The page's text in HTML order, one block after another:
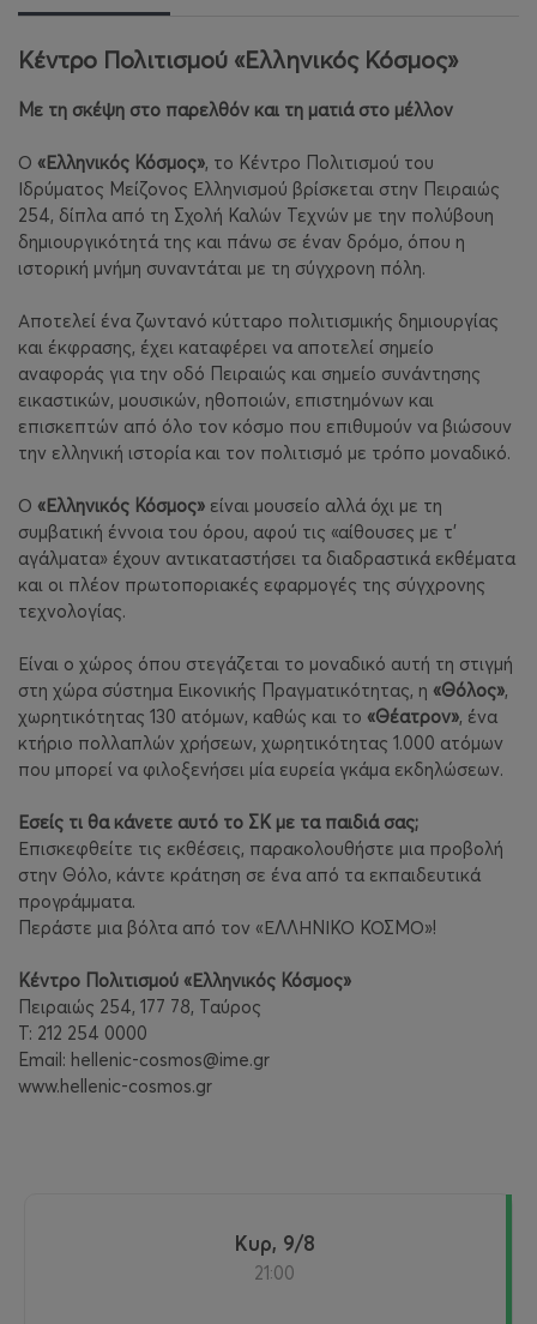
Κέντρο Πολιτισμού «Ελληνικός Κόσμος»
Με τη σκέψη στο παρελθόν και τη ματιά στο μέλλον
Ο «Ελληνικός Κόσμος», το Κέντρο Πολιτισμού του
Ιδρύματος Μείζονος Ελληνισμού βρίσκεται στην Πειραιώς
254, δίπλα από τη Σχολή Καλών Τεχνών με την πολύβουη
δημιουργικότητά της και πάνω σε έναν δρόμο, όπου η
ιστορική μνήμη συναντάται με τη σύγχρονη πόλη.
Αποτελεί ένα ζωντανό κύτταρο πολιτισμικής δημιουργίας
και έκφρασης, έχει καταφέρει να αποτελεί σημείο
αναφοράς για την οδό Πειραιώς και σημείο συνάντησης
εικαστικών, μουσικών, ηθοποιών, επιστημόνων και
επισκεπτών από όλο τον κόσμο που επιθυμούν να βιώσουν
την ελληνική ιστορία και τον πολιτισμό με τρόπο μοναδικό.
Ο «Ελληνικός Κόσμος» είναι μουσείο αλλά όχι με τη
συμβατική έννοια του όρου, αφού τις «αίθουσες με τ'
αγάλματα» έχουν αντικαταστήσει τα διαδραστικά εκθέματα
και οι πλέον πρωτοποριακές εφαρμογές της σύγχρονης
τεχνολογίας.
Είναι ο χώρος όπου στεγάζεται το μοναδικό αυτή τη στιγμή
στη χώρα σύστηµα Εικονικής Πραγματικότητας, η «Θόλος»,
χωρητικότητας 130 ατόµων, καθώς και το «Θέατρον», ένα
κτήριο πολλαπλών χρήσεων, χωρητικότητας 1.000 ατόµων
που μπορεί να φιλοξενήσει μία ευρεία γκάμα εκδηλώσεων.
Εσείς τι θα κάνετε αυτό το ΣΚ με τα παιδιά σας;
Επισκεφθείτε τις εκθέσεις, παρακολουθήστε μια προβολή
στην Θόλο, κάντε κράτηση σε ένα από τα εκπαιδευτικά
προγράμματα.
Περάστε μια βόλτα από τον «ΕΛΛΗΝΙΚΟ ΚΟΣΜΟ»!
Κέντρο Πολιτισμού «Ελληνικός Κόσμος»
Πειραιώς 254, 177 78, Ταύρος
Τ: 212 254 0000
Email: hellenic-cosmos@ime.gr
www.hellenic-cosmos.gr
Κυρ, 9/8
21:00